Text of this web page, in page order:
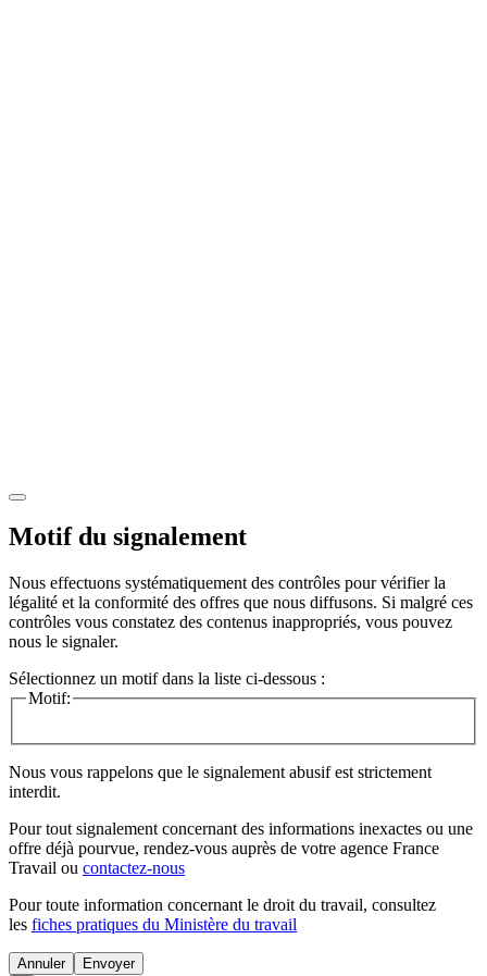
Motif du signalement
Nous effectuons systématiquement des contrôles pour vérifier la
légalité et la conformité des offres que nous diffusons. Si malgré ces
contrôles vous constatez des contenus inappropriés, vous pouvez
nous le signaler.
Sélectionnez un motif dans la liste ci-dessous :
Motif:
Nous vous rappelons que le signalement abusif est strictement
interdit.
Pour tout signalement concernant des informations inexactes ou une
offre déjà pourvue, rendez-vous auprès de votre agence France
Travail ou contactez-nous
Pour toute information concernant le droit du travail, consultez
les fiches pratiques du Ministère du travail
Annuler